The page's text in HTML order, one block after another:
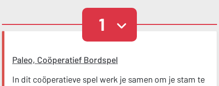
1
Paleo, Coöperatief Bordspel
In dit coöperatieve spel werk je samen om je stam te